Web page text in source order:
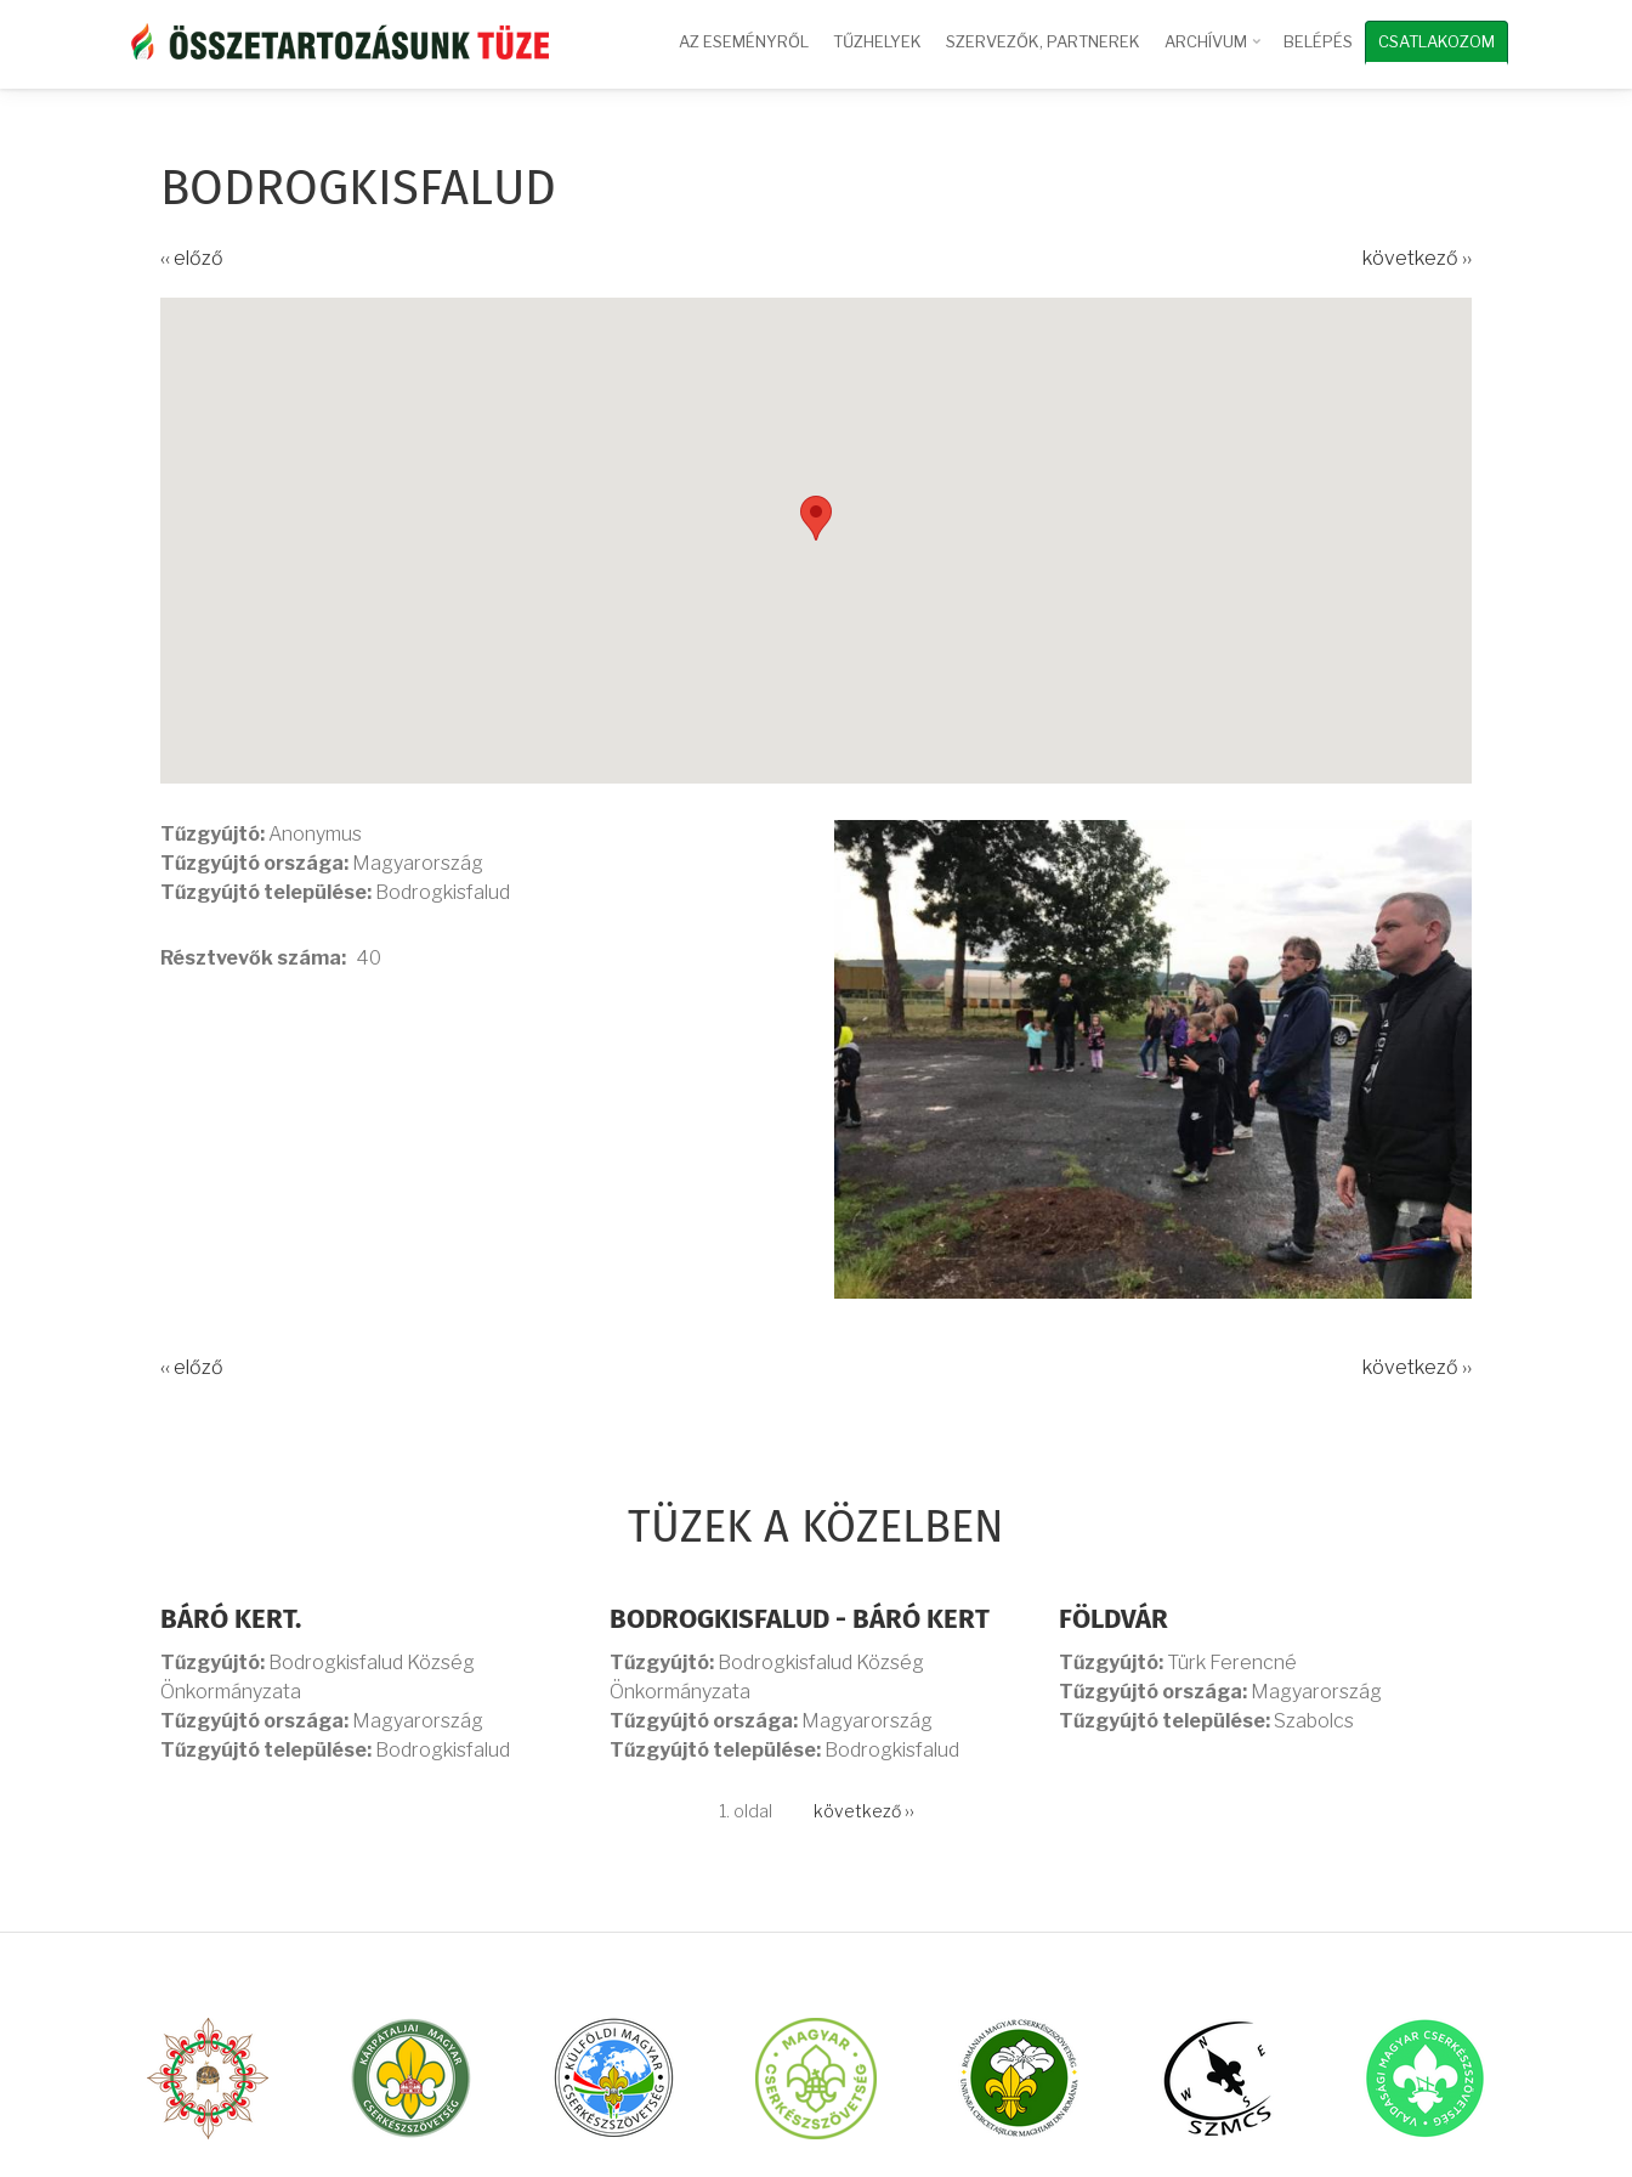
AZ ESEMÉNYRŐL TŰZHELYEK SZERVEZŐK, PARTNEREK ARCHÍVUM BELÉPÉS CSATLAKOZOM
BODROGKISFALUD
‹‹ előző következő ››
Tűzgyújtó: Anonymus
Tűzgyújtó országa: Magyarország
Tűzgyújtó települése: Bodrogkisfalud
Résztvevők száma 40
‹‹ előző következő ››
TÜZEK A KÖZELBEN
BÁRÓ KERT.
Tűzgyújtó: Bodrogkisfalud Község
Önkormányzata
Tűzgyújtó országa: Magyarország
Tűzgyújtó települése: Bodrogkisfalud
BODROGKISFALUD - BÁRÓ KERT
Tűzgyújtó: Bodrogkisfalud Község
Önkormányzata
Tűzgyújtó országa: Magyarország
Tűzgyújtó települése: Bodrogkisfalud
FÖLDVÁR
Tűzgyújtó: Türk Ferencné
Tűzgyújtó országa: Magyarország
Tűzgyújtó települése: Szabolcs
1. oldal
Következő
következő ››